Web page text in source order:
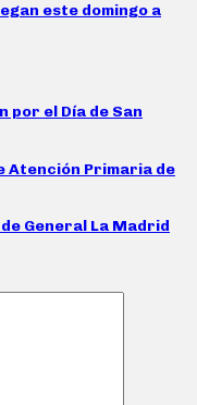
este domingo a
el Día de San
Atención Primaria de
General La Madrid